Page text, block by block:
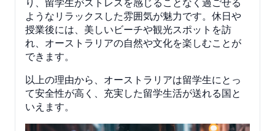
ようなリラックスした雰囲気が魅力です。休日や
授業後には、美しいビーチや観光スポットを訪
れ、オーストラリアの自然や文化を楽しむことが
できます。
以上の理由から、オーストラリアは留学生にとっ
て安全性が高く、充実した留学生活が送れる国と
いえます。